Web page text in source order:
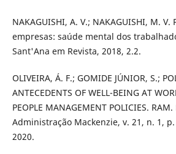
NAKAGUISHI, A. V.; NAKAGUISHI, M. V.
empresas: saúde mental dos
Sant'Ana em Revista, 2018, 2.2.
OLIVEIRA, Á. F.; GOMIDE JÚNIOR, S.;
ANTECEDENTS OF WELL-BEING AT
PEOPLE MANAGEMENT POLICIES.
Administração Mackenzie, v. 21, n. 1, p.
2020.